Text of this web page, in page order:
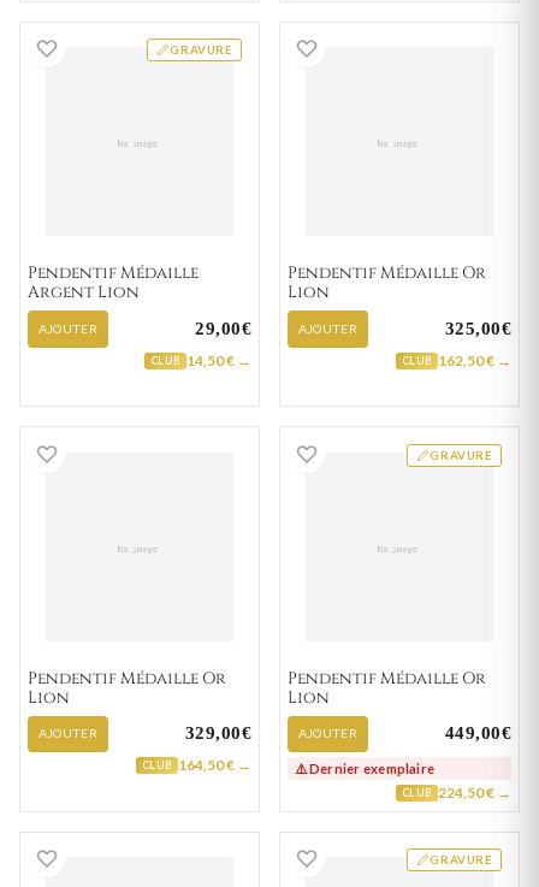
GRAVURE
Pendentif Médaille Argent Lion
Pendentif Médaille
Argent Lion
AJOUTER 29,00€
CLUB 14,50 € →
Pendentif Médaille Or
Lion
AJOUTER 325,00€
CLUB 162,50 € →
Pendentif Médaille Or Lion
Pendentif Médaille Or
Lion
AJOUTER 329,00€
CLUB 164,50 € →
GRAVURE
Pendentif
Pendentif Médaille Or
Lion
AJOUTER 449,00€
⚠️ Dernier exemplaire
CLUB 224,50 € →
Pendentif Médaille Plaqué Or Lion GRAVURE
Pendentif